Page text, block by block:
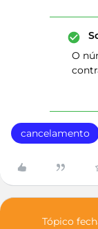
O
cancelamento
Tópico